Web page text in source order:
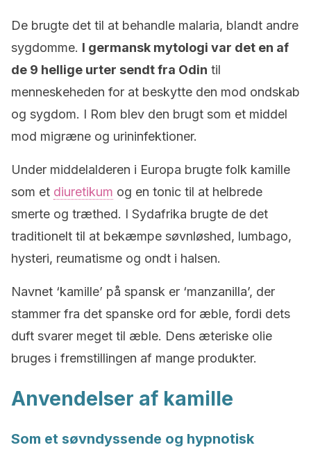
De brugte det til at behandle malaria, blandt andre
sygdomme. I germansk mytologi var det en af
de 9 hellige urter sendt fra Odin til
menneskeheden for at beskytte den mod ondskab
og sygdom. I Rom blev den brugt som et middel
mod migræne og urininfektioner.
Under middelalderen i Europa brugte folk kamille
som et diuretikum og en tonic til at helbrede
smerte og træthed. I Sydafrika brugte de det
traditionelt til at bekæmpe søvnløshed, lumbago,
hysteri, reumatisme og ondt i halsen.
Navnet ‘kamille’ på spansk er ‘manzanilla’, der
stammer fra det spanske ord for æble, fordi dets
duft svarer meget til æble. Dens æteriske olie
bruges i fremstillingen af mange produkter.
Anvendelser af kamille
Som et søvndyssende og hypnotisk